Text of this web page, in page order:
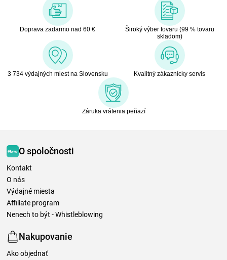
Doprava zadarmo nad 60 €
Široký výber tovaru (99 % tovaru
skladom)
3 734 výdajných miest na Slovensku Kvalitný zákaznícky servis
Záruka vrátenia peňazí
O spoločnosti
Kontakt
O nás
Výdajné miesta
Affiliate program
Nenech to být - Whistleblowing
Nakupovanie
Ako objednať